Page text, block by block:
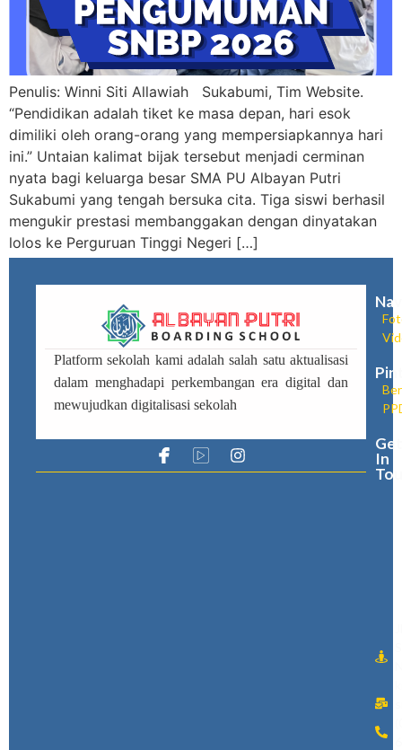
Penulis: Winni Siti Allawiah Sukabumi, Tim Website.
“Pendidikan adalah tiket ke masa depan, hari esok
dimiliki oleh orang-orang yang mempersiapkannya hari
ini.” Untaian kalimat bijak tersebut menjadi cerminan
nyata bagi keluarga besar SMA PU Albayan Putri
Sukabumi yang tengah bersuka cita. Tiga siswi berhasil
mengukir prestasi membanggakan dengan dinyatakan
lolos ke Perguruan Tinggi Negeri […]
Platform sekolah kami adalah salah satu aktualisasi
dalam menghadapi perkembangan era digital dan
mewujudkan digitalisasi sekolah
Get
In